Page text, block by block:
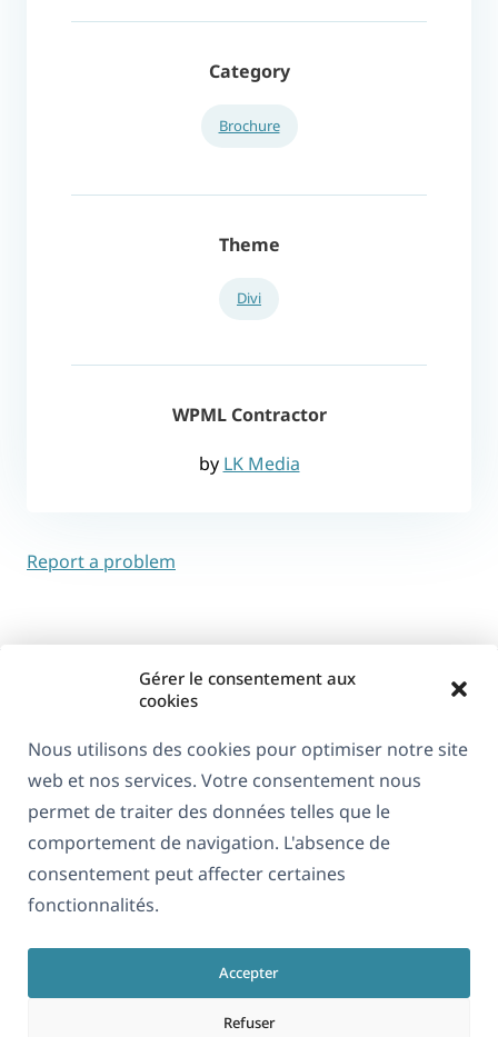
Gérer le consentement aux
cookies
Nous utilisons des cookies pour optimiser notre site
web et nos services. Votre consentement nous
permet de traiter des données telles que le
comportement de navigation. L'absence de
consentement peut affecter certaines
fonctionnalités.
Accepter
Refuser
Category
Brochure
Theme
Divi
WPML Contractor
by LK Media
Report a problem
Français
RGPD & Politique de confidentialité
Rejoignez notre équipe
fenêtre)
dans
une
nouvelle
dans
une
nouvelle
dans
nouvelle